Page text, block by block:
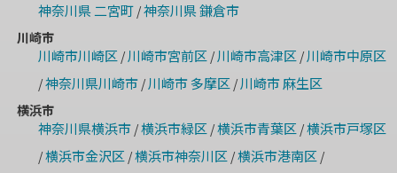
神奈川県 二宮町/神奈川県 鎌倉市
川崎市
川崎市川崎区/ 川崎市宮前区/ 川崎市高津区/ 川崎市中原区
/神奈川県川崎市/ 川崎市 多摩区/ 川崎市 麻生区
横浜市
神奈川県横浜市/横浜市緑区/横浜市青葉区/横浜市戸塚区
/横浜市金沢区/横浜市神奈川区/横浜市港南区/